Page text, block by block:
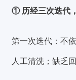
① 历经三次迭代
第一次迭代：不
人工清洗；缺乏